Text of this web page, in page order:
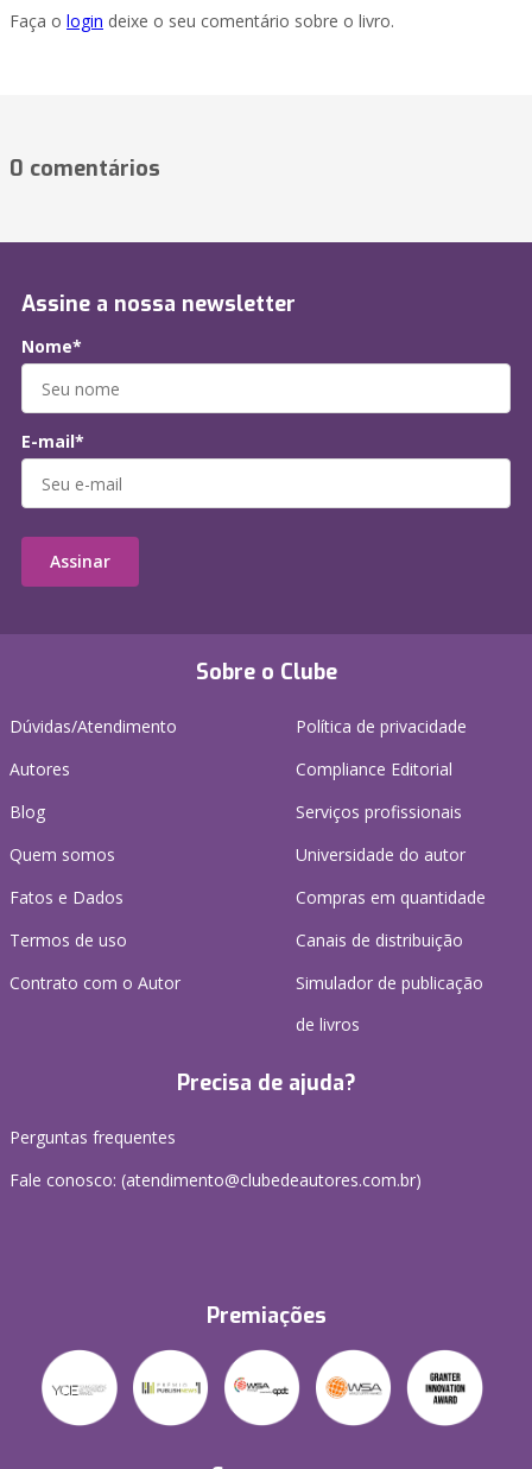
Faça o login deixe o seu comentário sobre o livro.
0 comentários
Sobre o Clube
Dúvidas/Atendimento
Autores
Blog
Quem somos
Fatos e Dados
Termos de uso
Contrato com o Autor
Política de privacidade
Compliance Editorial
Serviços profissionais
Universidade do autor
Compras em quantidade
Canais de distribuição
Simulador de publicação
de livros
Precisa de ajuda?
Perguntas frequentes
Fale conosco: (atendimento@clubedeautores.com.br)
Premiações
Assine a nossa newsletter
Nome*
E-mail*
Assinar